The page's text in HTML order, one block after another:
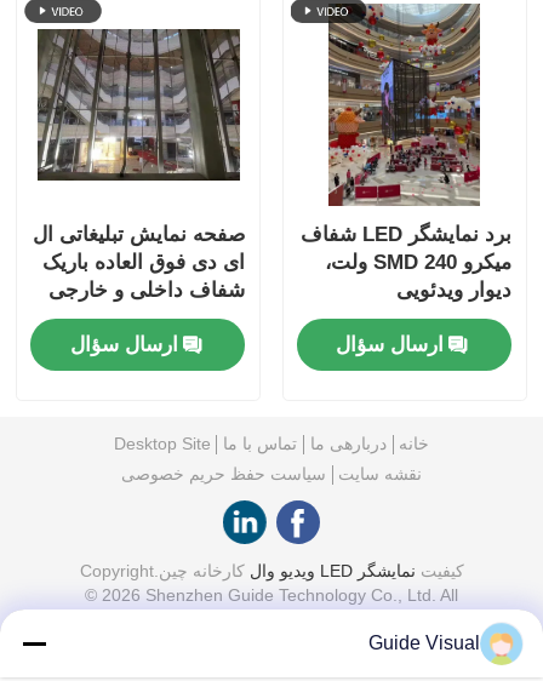
برد نمایشگر LED شفاف
میکرو SMD 240 ولت،
دیوار ویدئویی
ارسال سؤال
صفحه نمایش تبلیغاتی ال
ای دی فوق العاده باریک
شفاف داخلی و خارجی
ارسال سؤال
خانه دربارهی ما تماس با ما
Desktop Site
نقشه سایت
سیاست حفظ حریم خصوصی
کیفیت نمایشگر LED ویدیو وال
کارخانه چین.Copyright
© 2026 Shenzhen Guide Technology Co., Ltd. All
Guide Visual